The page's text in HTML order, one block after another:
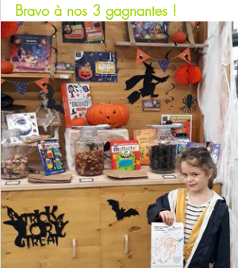
Bravo à nos 3 gagnantes !